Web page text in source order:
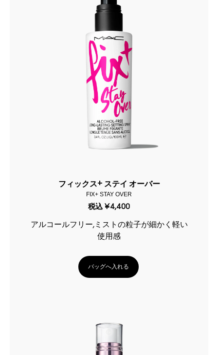
フィックス+ ステイ オーバー
FIX+ STAY OVER
税込 ¥4,400
アルコールフリー,ミストの粒子が細かく軽い
使用感
バッグへ入れる